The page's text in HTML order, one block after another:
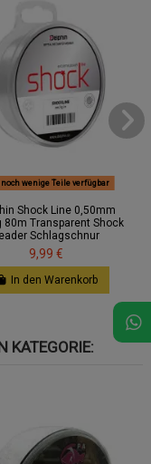
noch wenige Teile verfügbar
Shock Line 0,50mm
80m Transparent Shock
Schlagschnur
9,99 €
In den Warenkorb
KATEGORIE: